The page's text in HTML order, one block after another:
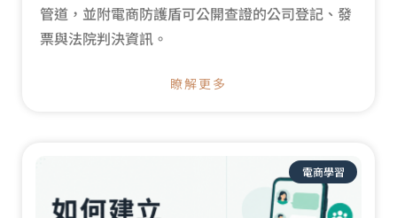
管道，並附電商防護盾可公開查證的公司登記、發
票與法院判決資訊。
瞭解更多
電商學習